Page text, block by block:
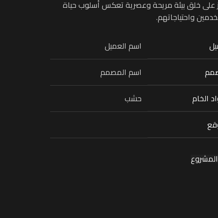
على خلق بيئة مريحة وعصرية تعكس أسلوب حياة
واحتياجاتهم.
اسم العميل
اسم المصمم
الخام
حشب